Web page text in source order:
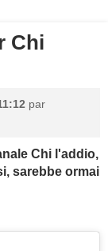
Chi
par
Chi l'addio,
sarebbe ormai